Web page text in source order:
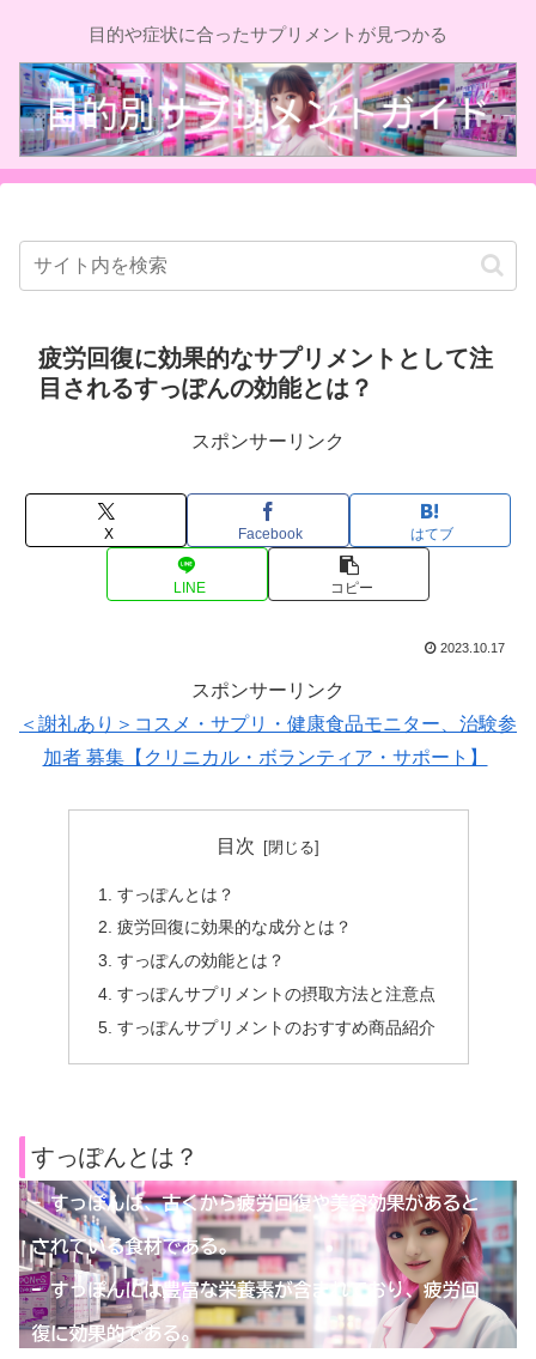
目的や症状に合ったサプリメントが見つかる
疲労回復に効果的なサプリメントとして注
目されるすっぽんの効能とは？
スポンサーリンク
X Facebook はてブ
LINE コピー
2023.10.17
スポンサーリンク
＜謝礼あり＞コスメ・サプリ・健康食品モニター、治験参
加者 募集【クリニカル・ボランティア・サポート】
目次
すっぽんとは？
疲労回復に効果的な成分とは？
すっぽんの効能とは？
すっぽんサプリメントの摂取方法と注意点
すっぽんサプリメントのおすすめ商品紹介
すっぽんとは？